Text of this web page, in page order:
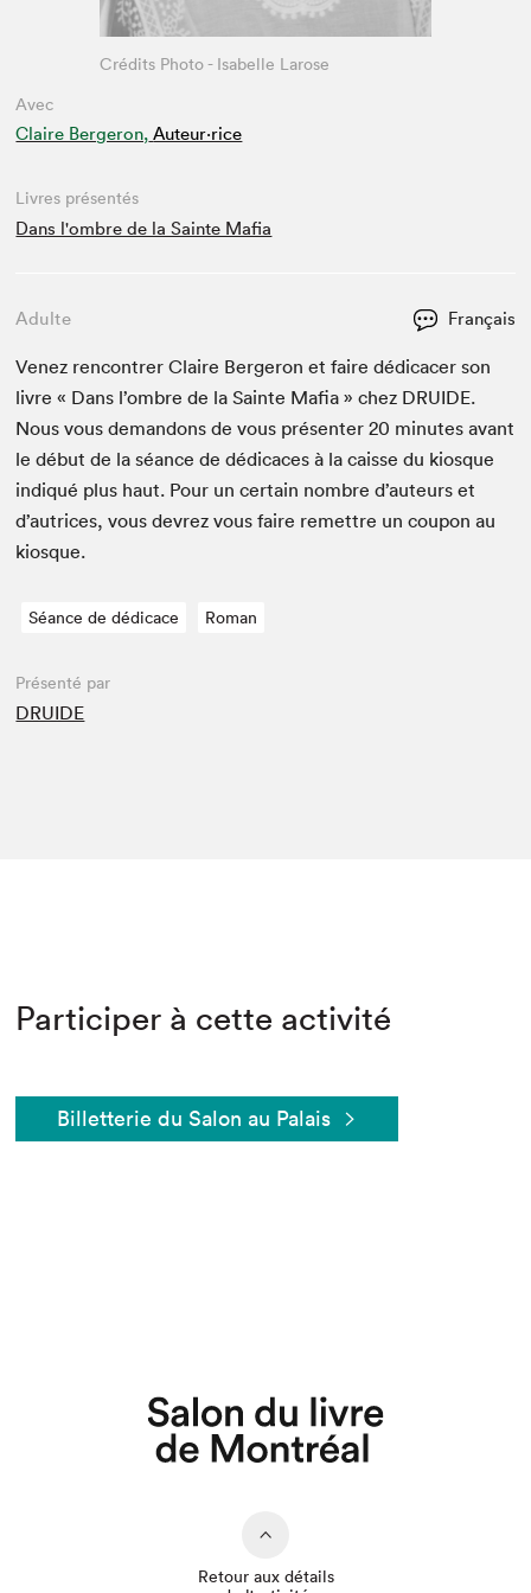
Avec
Claire Bergeron, Auteur·rice
Crédits Photo - Isabelle Larose
Livres présentés
Dans l'ombre de la Sainte Mafia
Adulte Français
Venez ren­con­tr­er Claire Berg­eron et faire dédi­cac­er son
livre « Dans l’om­bre de la Sainte Mafia » chez DRUIDE.
Nous vous deman­dons de vous présen­ter20 min­utes avant
le début de la séance de dédi­caces à la caisse du kiosque
indiqué plus haut. Pour un cer­tain nom­bre d’auteurs et
d’autrices, vous devrez vous faire remet­tre un coupon au
kiosque.
Séance de dédicace Roman
Présenté par
DRUIDE
Participer à cette activité
Billetterie du Salon au Palais
Retour aux détails